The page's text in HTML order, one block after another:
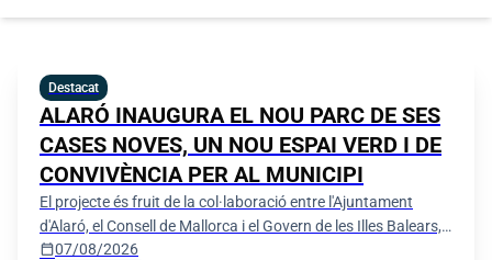
Destacat
ALARÓ INAUGURA EL NOU PARC DE SES
CASES NOVES, UN NOU ESPAI VERD I DE
CONVIVÈNCIA PER AL MUNICIPI
El projecte és fruit de la col·laboració entre l'Ajuntament
d'Alaró, el Consell de Mallorca i el Govern de les Illes Balears,
que han fet possible la transformació d'aquest espai en un
calendar_today07/08/2026